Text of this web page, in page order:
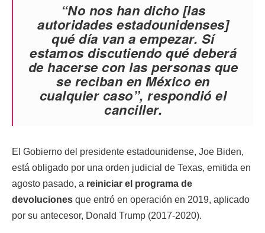
“No nos han dicho [las
autoridades estadounidenses]
qué día van a empezar. Sí
estamos discutiendo qué deberá
de hacerse con las personas que
se reciban en México en
cualquier caso”, respondió el
canciller.
El Gobierno del presidente estadounidense, Joe Biden,
está obligado por una orden judicial de Texas, emitida en
agosto pasado, a reiniciar el programa de
devoluciones que entró en operación en 2019, aplicado
por su antecesor, Donald Trump (2017-2020).